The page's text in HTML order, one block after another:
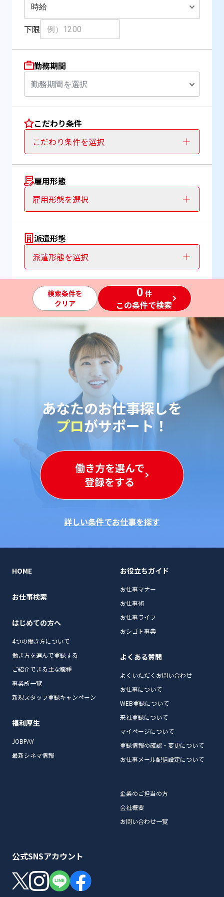
時給
下限
勤務期間
勤務期間を選択
こだわり条件
こだわり条件を選択
雇用形態
雇用形態を選択
派遣形態
派遣形態を選択
検索条件を
クリア
0 件
この条件で検索
あなたのお仕事探しを
プロがサポート！
働き方を選んで
登録をする
詳しい条件でお仕事を探す
HOME
お仕事検索
はじめての方へ
4つの働き方について
働き方を選んで登録する
ご紹介できる主な職種
事業所一覧
新規スタッフ登録キャンペーン
福利厚生
JOBPAY
最新シネマ情報
お役立ちガイド
お仕事マナー
お仕事術
お仕事ライフ
おシゴト事典
よくある質問
よくいただくお問い合わせ
お仕事について
WEB登録について
来社登録について
マイページについて
登録情報の確認・変更について
お仕事メール配信設定について
企業のご担当の方
会社概要
お問い合わせ一覧
公式SNSアカウント